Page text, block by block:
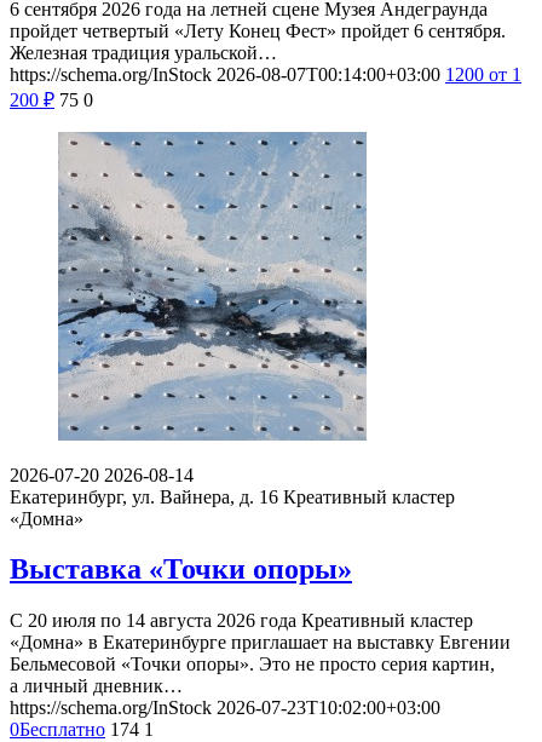
6 сентября 2026 года на летней сцене Музея Андеграунда
пройдет четвертый «Лету Конец Фест» пройдет 6 сентября.
Железная традиция уральской…
https://schema.org/InStock 2026-08-07T00:14:00+03:00 1200 от 1
200 ₽ 75 0
2026-07-20 2026-08-14
Екатеринбург, ул. Вайнера, д. 16 Креативный кластер
«Домна»
Выставка «Точки опоры»
С 20 июля по 14 августа 2026 года Креативный кластер
«Домна» в Екатеринбурге приглашает на выставку Евгении
Бельмесовой «Точки опоры». Это не просто серия картин,
а личный дневник…
https://schema.org/InStock 2026-07-23T10:02:00+03:00
0Бесплатно 174 1